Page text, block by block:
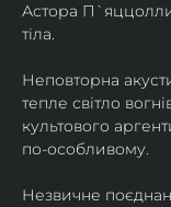
Астора
тіла.
Неповторна
тепле світло
культового
по-особливому.
Незвичне